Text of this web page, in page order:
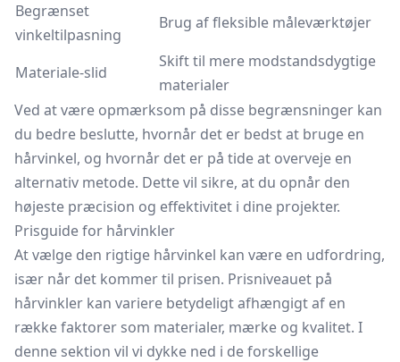
Begrænset
vinkeltilpasning
Brug af fleksible måleværktøjer
Materiale-slid
Skift til mere modstandsdygtige
materialer
Ved at være opmærksom på disse begrænsninger kan
du bedre beslutte, hvornår det er bedst at bruge en
hårvinkel, og hvornår det er på tide at overveje en
alternativ metode. Dette vil sikre, at du opnår den
højeste præcision og effektivitet i dine projekter.
Prisguide for hårvinkler
At vælge den rigtige hårvinkel kan være en udfordring,
især når det kommer til prisen. Prisniveauet på
hårvinkler kan variere betydeligt afhængigt af en
række faktorer som materialer, mærke og kvalitet. I
denne sektion vil vi dykke ned i de forskellige